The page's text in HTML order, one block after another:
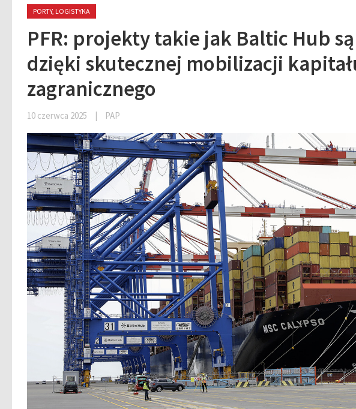
PORTY, LOGISTYKA
PFR: projekty takie jak Baltic Hub
dzięki skutecznej mobilizacji
zagranicznego
10 czerwca 2025 | PAP